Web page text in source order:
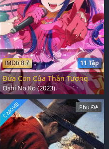
11 Tập
IMDb 8.7
Đứa Con Của Thần Tượng
Oshi No Ko (2023)
Phụ Đề
C-MOVIE